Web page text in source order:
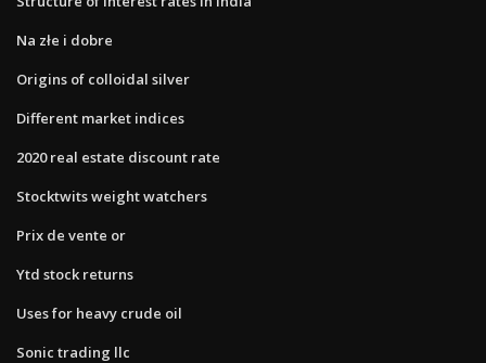
Na złe i dobre
Origins of colloidal silver
Different market indices
2020 real estate discount rate
Stocktwits weight watchers
Prix de vente or
Ytd stock returns
Uses for heavy crude oil
Sonic trading llc